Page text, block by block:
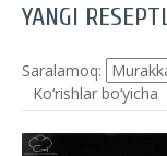
YANGI
Saralamoq:
Ko‘rishlar bo‘yicha